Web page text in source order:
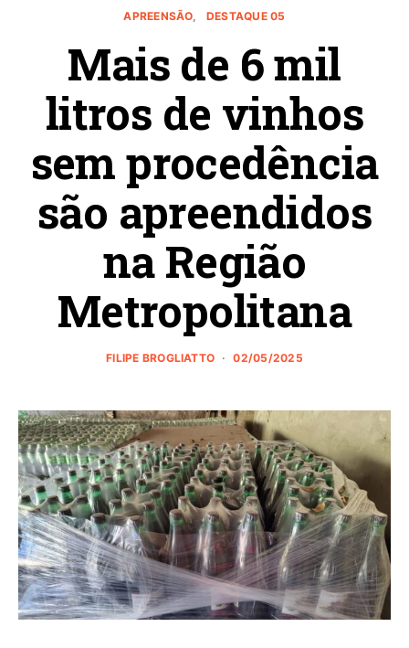
APREENSÃO DESTAQUE 05
Mais de 6 mil
litros de vinhos
sem procedência
são apreendidos
na Região
Metropolitana
FILIPE BROGLIATTO 02/05/2025